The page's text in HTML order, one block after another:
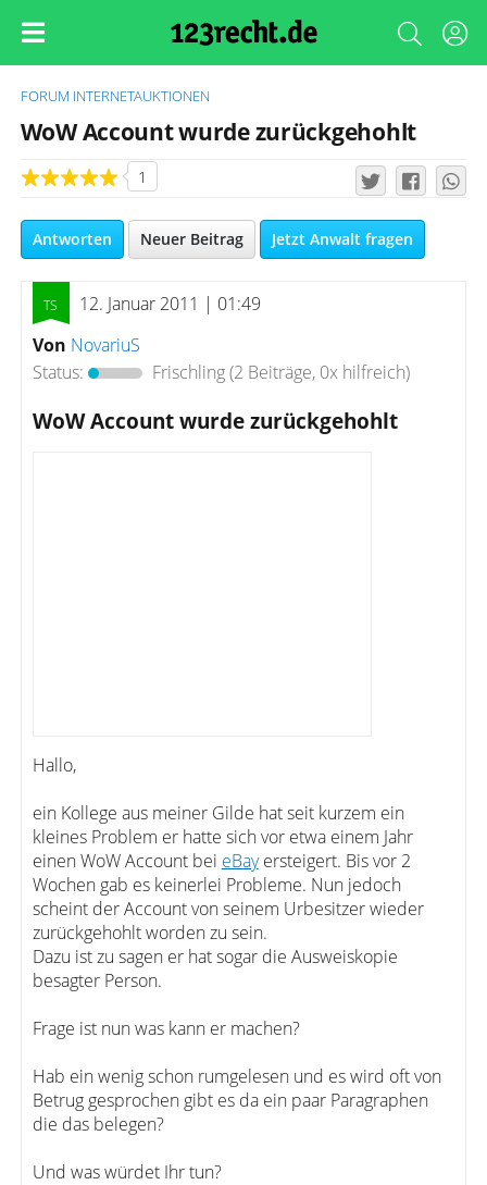
FORUM INTERNETAUKTIONEN
WoW Account wurde zurückgehohlt
1
Antworten Neuer Beitrag Jetzt Anwalt fragen
12. Januar 2011 | 01:49
Von NovariuS
Status:
Frischling(2 Beiträge, 0x hilfreich)
WoW Account wurde zurückgehohlt
Hallo,
ein Kollege aus meiner Gilde hat seit kurzem ein
kleines Problem er hatte sich vor etwa einem Jahr
einen WoW Account bei eBay ersteigert. Bis vor 2
Wochen gab es keinerlei Probleme. Nun jedoch
scheint der Account von seinem Urbesitzer wieder
zurückgehohlt worden zu sein.
Dazu ist zu sagen er hat sogar die Ausweiskopie
besagter Person.
Frage ist nun was kann er machen?
Hab ein wenig schon rumgelesen und es wird oft von
Betrug gesprochen gibt es da ein paar Paragraphen
die das belegen?
Und was würdet Ihr tun?